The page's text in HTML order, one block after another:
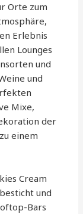
Orte zum
Erlebnis
Lounges
und
und
Mixe,
der
einem
Cream
und
Bars